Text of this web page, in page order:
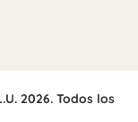
2026. Todos los